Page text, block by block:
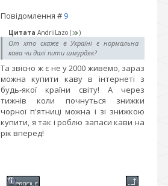
Повідомлення # 9
Цитата AndriiLazo ( )
От хто скаже в Україні є нормальна
кава чи далі пити шмурдяк?
Та звісно ж є не у 2000 живемо, зараз
можна купити каву в інтернеті з
будь-якої країни світу! А через
тижнів коли почнуться знижки
чорної п'ятниці можна і зі знижкою
купити, я так і роблю запаси кави на
рік вперед!